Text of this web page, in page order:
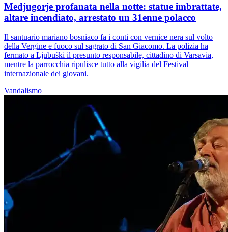
Medjugorje profanata nella notte: statue imbrattate,
altare incendiato, arrestato un 31enne polacco
Il santuario mariano bosniaco fa i conti con vernice nera sul volto
della Vergine e fuoco sul sagrato di San Giacomo. La polizia ha
fermato a Ljubuški il presunto responsabile, cittadino di Varsavia,
mentre la parrocchia ripulisce tutto alla vigilia del Festival
internazionale dei giovani.
Vandalismo